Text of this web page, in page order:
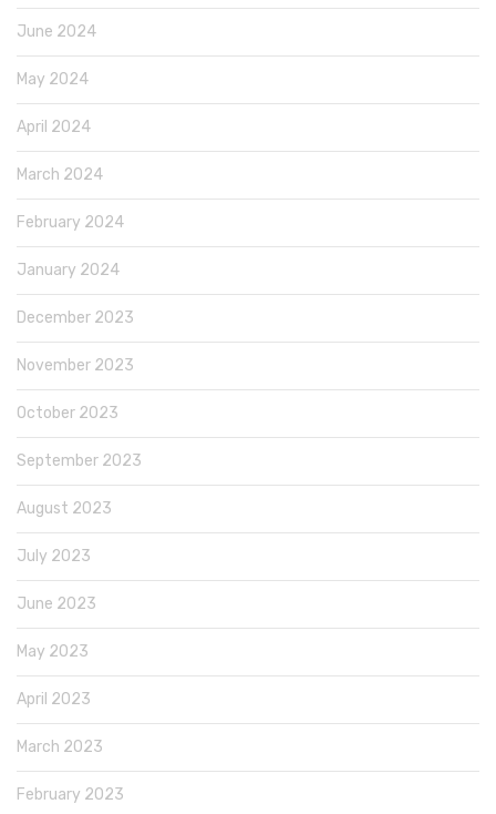
June 2024
May 2024
April 2024
March 2024
February 2024
January 2024
December 2023
November 2023
October 2023
September 2023
August 2023
July 2023
June 2023
May 2023
April 2023
March 2023
February 2023